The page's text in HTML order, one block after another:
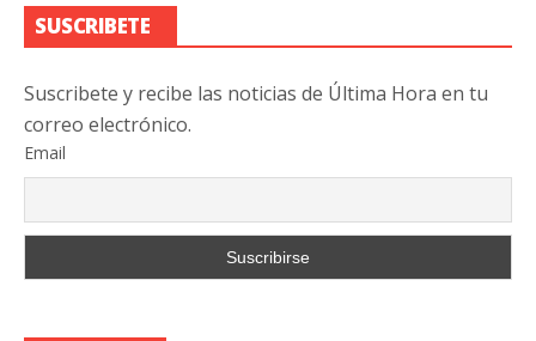
SUSCRIBETE
Suscribete y recibe las noticias de Última Hora en tu
correo electrónico.
Email